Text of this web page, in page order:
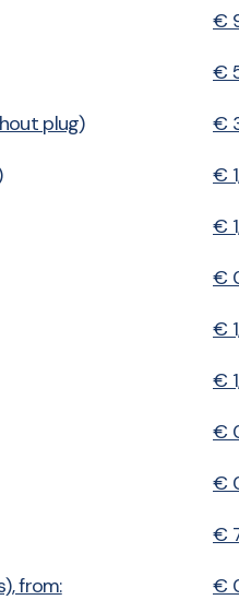
€
€
plug)
€
€
€
€
€
€
€
€
€
from:
€